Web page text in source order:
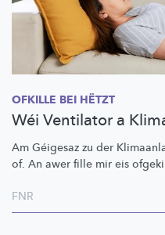
OFKILLE BEI HËTZT
Wéi Ventilator a
Am Géigesaz zu der
of. An awer fille mir eis
FNR